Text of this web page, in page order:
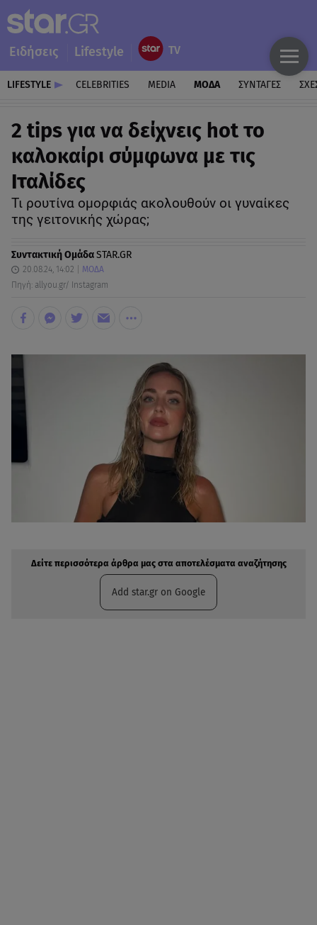
Ειδήσεις Lifestyle
LIFESTYLE CELEBRITIES MEDIA ΜΟΔΑ ΣΥΝΤΑΓΕΣ
2 tips για να δείχνεις hot το
καλοκαίρι σύμφωνα με τις
Ιταλίδες
Τι ρουτίνα ομορφιάς ακολουθούν οι γυναίκες
της γειτονικής χώρας;
Συντακτική ΟμάδαSTAR.GR
20.08.24, 14:02
ΜΟΔΑ
Πηγή: allyou.gr/ Instagram
Δείτε περισσότερα άρθρα μας στα αποτελέσματα αναζήτησης
Add star.gr on Google